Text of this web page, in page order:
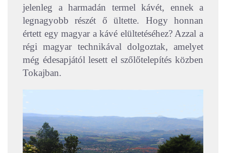
jelenleg a harmadán termel kávét, ennek a
legnagyobb részét ő ültette. Hogy honnan
értett egy magyar a kávé elültetéséhez? Azzal a
régi magyar technikával dolgoztak, amelyet
még édesapjától lesett el szőlőtelepítés közben
Tokajban.